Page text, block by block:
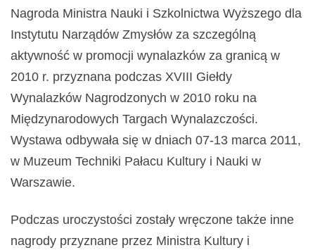
Nagroda Ministra Nauki i Szkolnictwa Wyższego dla
Instytutu Narządów Zmysłów za szczególną
aktywność w promocji wynalazków za granicą w
2010 r. przyznana podczas XVIII Giełdy
Wynalazków Nagrodzonych w 2010 roku na
Międzynarodowych Targach Wynalazczości.
Wystawa odbywała się w dniach 07-13 marca 2011,
w Muzeum Techniki Pałacu Kultury i Nauki w
Warszawie.
Podczas uroczystości zostały wręczone także inne
nagrody przyznane przez Ministra Kultury i